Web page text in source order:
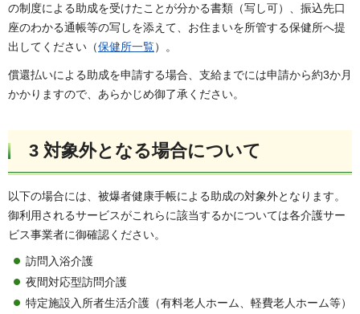
の制度による助成を受けたことが分かる書類（写し可）、振込先口
座のわかる通帳等の写しを添えて、お住まいを所管する保健所へ提
出してください（保健所一覧）。
償還払いによる助成を申請する場合、支給までには申請から約3か月
かかりますので、あらかじめ御了承ください。
3 対象外となる場合について
以下の場合には、被爆者健康手帳による助成の対象外となります。
御利用されるサービスがこれらに該当するかについては各介護サー
ビス事業者に御確認ください。
訪問入浴介護
夜間対応型訪問介護
特定施設入所者生活介護（有料老人ホーム、軽費老人ホーム等）